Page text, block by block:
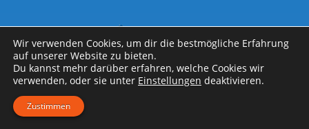
Wir verwenden Cookies, um dir die bestmögliche Erfahrung
auf unserer Website zu bieten.
Du kannst mehr darüber erfahren, welche Cookies wir
verwenden, oder sie unter Einstellungen deaktivieren.
Zustimmen